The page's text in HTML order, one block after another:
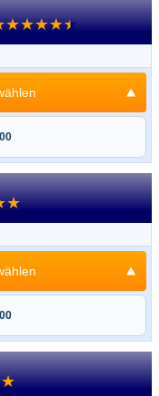
★★★★★
★
★
★